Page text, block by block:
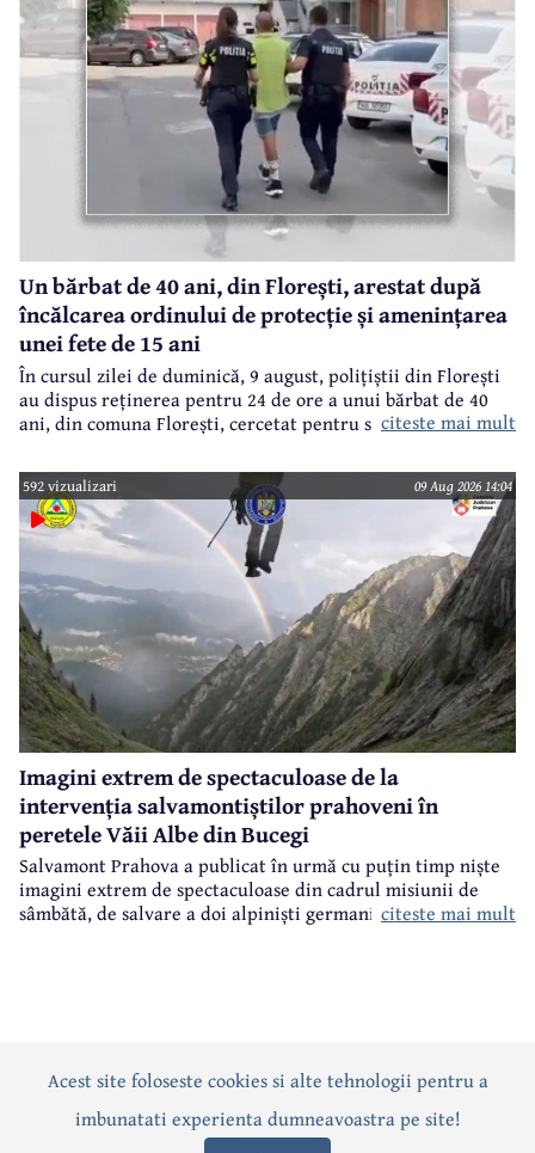
Un bărbat de 40 ani, din Florești, arestat după
încălcarea ordinului de protecție și amenințarea
unei fete de 15 ani
În cursul zilei de duminică, 9 august, polițiștii din Florești
au dispus reținerea pentru 24 de ore a unui bărbat de 40
ani, din comuna Florești, cercetat pentru săvârșirea
amenințare.
citeste mai mult
592 vizualizari 09 Aug 2026 14:04
Imagini extrem de spectaculoase de la
intervenția salvamontiștilor prahoveni în
peretele Văii Albe din Bucegi
Salvamont Prahova a publicat în urmă cu puțin timp niște
imagini extrem de spectaculoase din cadrul misiunii de
sâmbătă, de salvare a doi alpiniști germani din peretele
citeste mai mult
ActualitatePoliticăSocialEvenimentInterviuri
Acest site foloseste cookies si alte tehnologii pentru a
imbunatati experienta dumneavoastra pe site!